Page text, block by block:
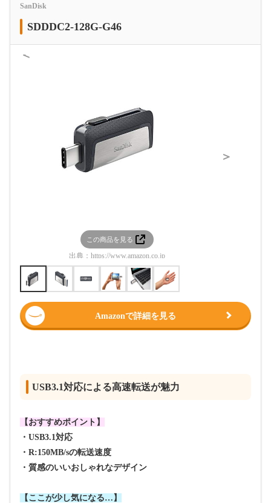
SanDisk
SDDDC2-128G-G46
＜
この商品を見る
出典： https://www.amazon.co.jp
＞
Amazonで詳細を見る
USB3.1対応による高速転送が魅力
【おすすめポイント】
・USB3.1対応
・R:150MB/sの転送速度
・質感のいいおしゃれなデザイン
【ここが少し気になる…】